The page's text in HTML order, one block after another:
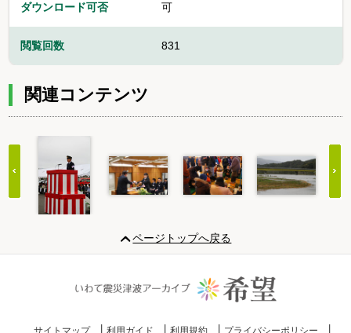
ダウンロード可否 可
閲覧回数 831
関連コンテンツ
20
ページトップへ戻る
サイトマップ 利用ガイド 利用規約 プライバシーポリシー